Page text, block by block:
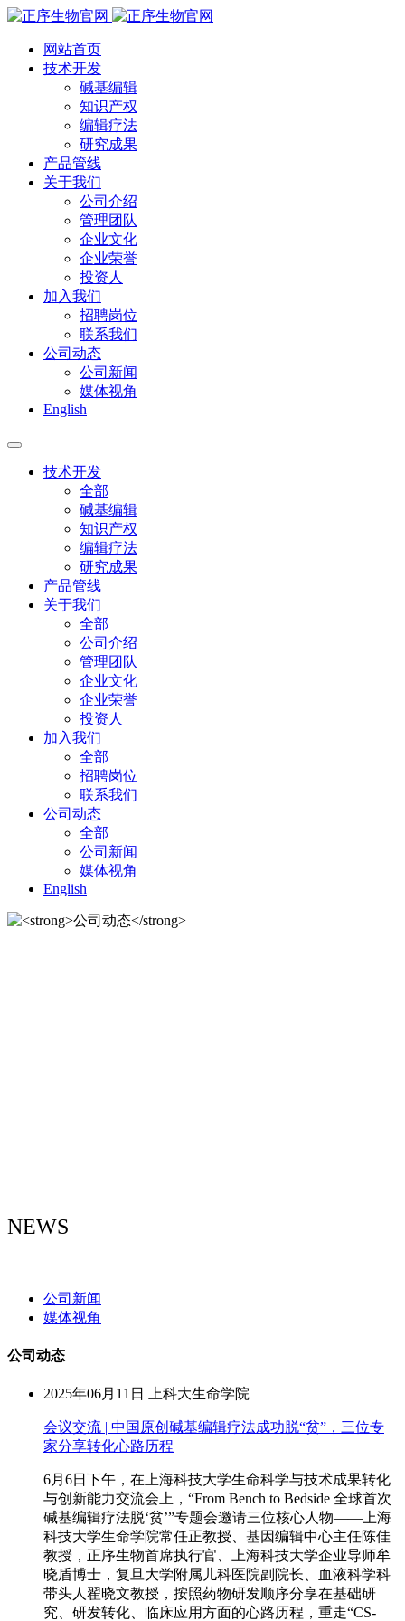
网站首页
技术开发
碱基编辑
知识产权
编辑疗法
研究成果
产品管线
关于我们
公司介绍
管理团队
企业文化
企业荣誉
投资人
加入我们
招聘岗位
联系我们
公司动态
公司新闻
媒体视角
English
技术开发
全部
碱基编辑
知识产权
编辑疗法
研究成果
产品管线
关于我们
全部
公司介绍
管理团队
企业文化
企业荣誉
投资人
加入我们
全部
招聘岗位
联系我们
公司动态
全部
公司新闻
媒体视角
English
NEWS
公司新闻
媒体视角
公司动态
2025年06月11日 上科大生命学院
会议交流 | 中国原创碱基编辑疗法成功脱“贫”，三位专
家分享转化心路历程
6月6日下午，在上海科技大学生命科学与技术成果转化
与创新能力交流会上，“From Bench to Bedside 全球首次
碱基编辑疗法脱‘贫’”专题会邀请三位核心人物——上海
科技大学生命学院常任正教授、基因编辑中心主任陈佳
教授，正序生物首席执行官、上海科技大学企业导师牟
晓盾博士，复旦大学附属儿科医院副院长、血液科学科
带头人翟晓文教授，按照药物研发顺序分享在基础研
究、研发转化、临床应用方面的心路历程，重走“CS-